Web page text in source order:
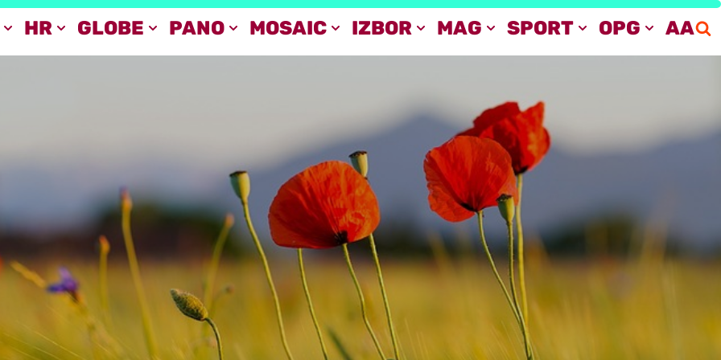
HR GLOBE PANO MOSAIC IZBOR MAG SPORT OPG AA